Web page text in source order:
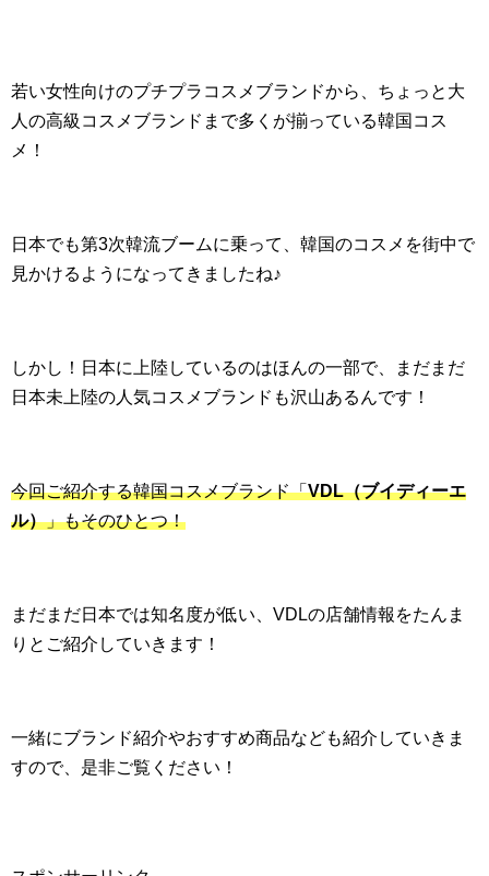
若い女性向けのプチプラコスメブランドから、ちょっと大
人の高級コスメブランドまで多くが揃っている韓国コス
メ！
日本でも第3次韓流ブームに乗って、韓国のコスメを街中で
見かけるようになってきましたね♪
しかし！日本に上陸しているのはほんの一部で、まだまだ
日本未上陸の人気コスメブランドも沢山あるんです！
今回ご紹介する韓国コスメブランド「VDL（ブイディーエ
ル）」もそのひとつ！
まだまだ日本では知名度が低い、VDLの店舗情報をたんま
りとご紹介していきます！
一緒にブランド紹介やおすすめ商品なども紹介していきま
すので、是非ご覧ください！